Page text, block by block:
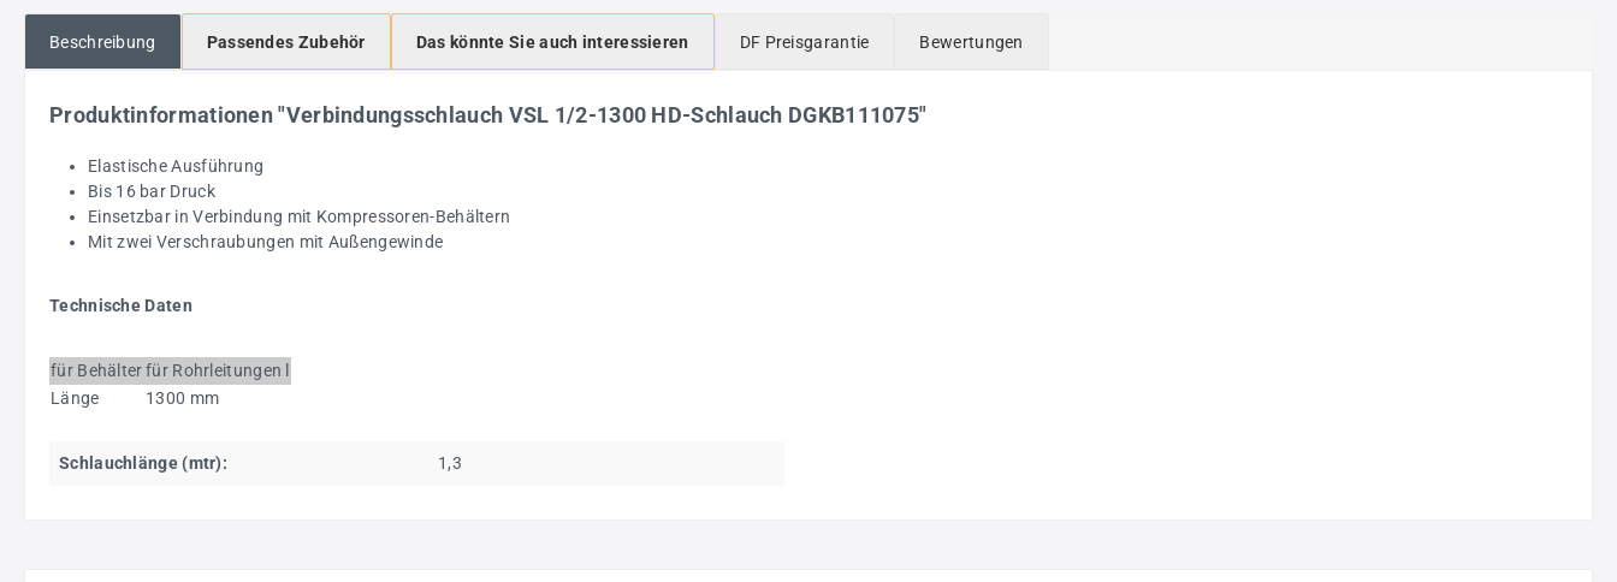
Beschreibung Passendes Zubehör Das könnte Sie auch interessieren DF Preisgarantie Bewertungen
Produktinformationen "Verbindungsschlauch VSL 1/2-1300 HD-Schlauch DGKB111075"
Elastische Ausführung
Bis 16 bar Druck
Einsetzbar in Verbindung mit Kompressoren-Behältern
Mit zwei Verschraubungen mit Außengewinde
Technische Daten
für Behälterfür Rohrleitungen l
Länge
1300 mm
Schlauchlänge (mtr): 1,3